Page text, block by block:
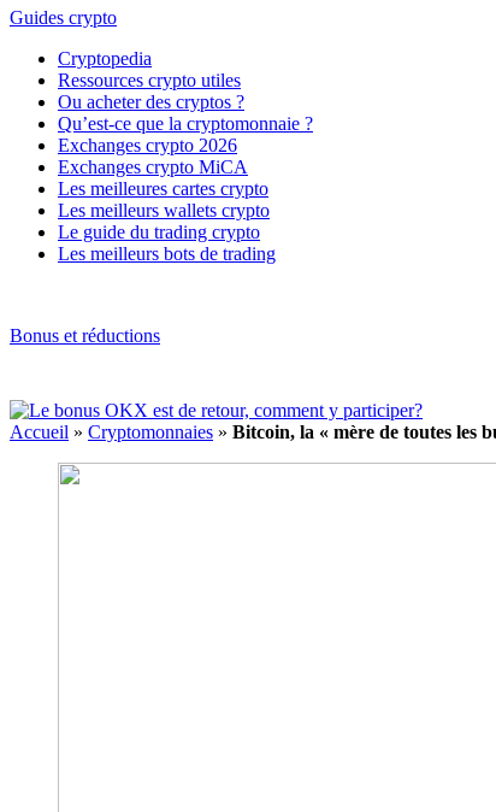
Guides crypto
Cryptopedia
Ressources crypto utiles
Ou acheter des cryptos ?
Qu’est-ce que la cryptomonnaie ?
Exchanges crypto 2026
Exchanges crypto MiCA
Les meilleures cartes crypto
Les meilleurs wallets crypto
Le guide du trading crypto
Les meilleurs bots de trading
Bonus et réductions
Accueil » Cryptomonnaies » Bitcoin, la « mère de toutes les